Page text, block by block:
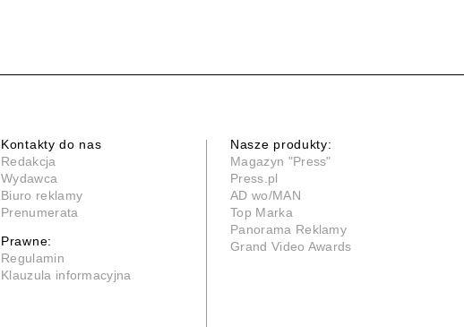
Kontakty do nas
Redakcja
Wydawca
Biuro reklamy
Prenumerata
Prawne:
Regulamin
Klauzula informacyjna
Nasze produkty:
Magazyn "Press"
Press.pl
AD wo/MAN
Top Marka
Panorama Reklamy
Grand Video Awards